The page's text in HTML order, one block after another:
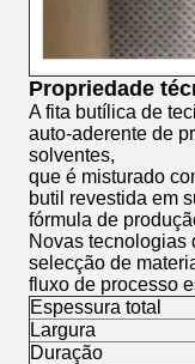
Propriedade
A fita butílica de
auto-aderente de
solventes,
que é misturado
butil revestida em
fórmula de
Novas tecnologias
selecção de
fluxo de processo
Espessura total
Largura
Duração